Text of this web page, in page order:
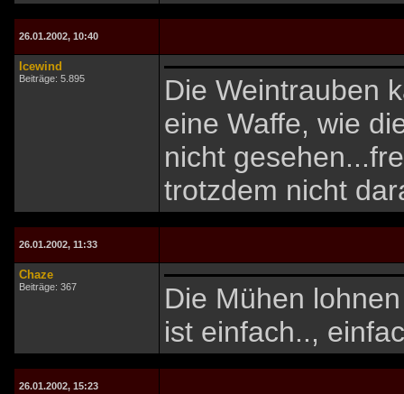
26.01.2002, 10:40
Icewind
Beiträge: 5.895
Die Weintrauben
eine Waffe, wie
nicht
trotzdem nicht
26.01.2002, 11:33
Chaze
Beiträge: 367
Die Mühen
ist einfach..,
26.01.2002, 15:23